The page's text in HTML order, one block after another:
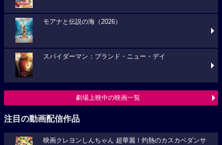
モアナと伝説の海（2026）
スパイダーマン：ブランド・ニュー・デイ
劇場上映中の映画一覧
注目の動画配信作品
映画クレヨンしんちゃん 超華麗！灼熱のカスカベダンサ